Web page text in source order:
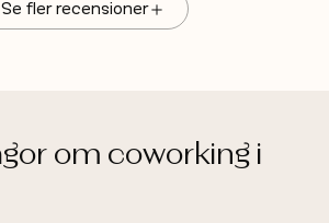
Se fler recensioner
skrivbord och stolar, skärmar,
om coworking i